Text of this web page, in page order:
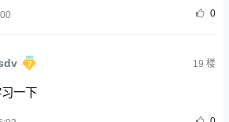
0
19 楼
一下